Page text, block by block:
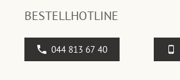
BESTELLHOTLINE
044 813 67 40